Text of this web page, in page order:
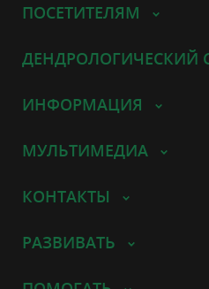
ПОСЕТИТЕЛЯМ
ДЕНДРОЛОГИЧЕСКИЙ
ИНФОРМАЦИЯ
МУЛЬТИМЕДИА
КОНТАКТЫ
РАЗВИВАТЬ